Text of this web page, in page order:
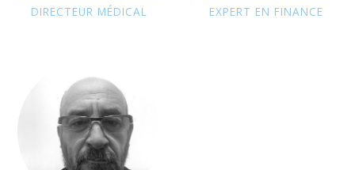
DIRECTEUR MÉDICAL EXPERT EN FINANCE